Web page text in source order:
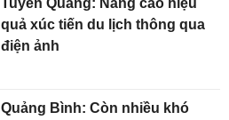
Tuyên Quang: Nâng cao hiệu
quả xúc tiến du lịch thông qua
điện ảnh
Quảng Bình: Còn nhiều khó